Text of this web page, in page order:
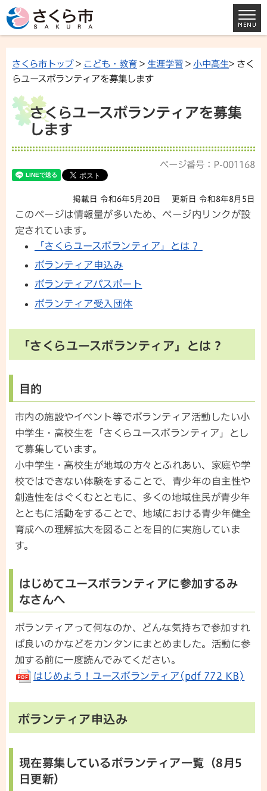
さくら市トップ> こども・教育 > 生涯学習 > 小中高生> さく
らユースボランティアを募集します
さくらユースボランティアを募集
します
ページ番号：P-001168
掲載日 令和6年5月20日 更新日 令和8年8月5日
このページは情報量が多いため、ページ内リンクが設
定されています。
「さくらユースボランティア」とは？
ボランティア申込み
ボランティアパスポート
ボランティア受入団体
「さくらユースボランティア」とは？
目的
市内の施設やイベント等でボランティア活動したい小
中学生・高校生を「さくらユースボランティア」とし
て募集しています。
小中学生・高校生が地域の方々とふれあい、家庭や学
校ではできない体験をすることで、青少年の自主性や
創造性をはぐくむとともに、多くの地域住民が青少年
とともに活動をすることで、地域における青少年健全
育成への理解拡大を図ることを目的に実施していま
す。
はじめてユースボランティアに参加するみ
なさんへ
ボランティアって何なのか、どんな気持ちで参加すれ
ば良いのかなどをカンタンにまとめました。活動に参
加する前に一度読んでみてください。
はじめよう！ユースボランティア(pdf 772 KB)
ボランティア申込み
現在募集しているボランティア一覧（8月5
日更新）